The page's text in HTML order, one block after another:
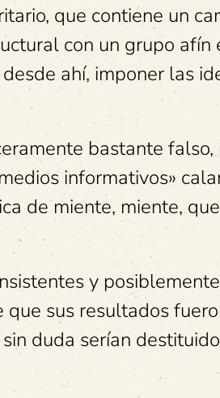
que contiene un
con un grupo afín
ahí, imponer las
bastante falso,
informativos»
de miente, miente,
y posiblemente
sus resultados
duda serían